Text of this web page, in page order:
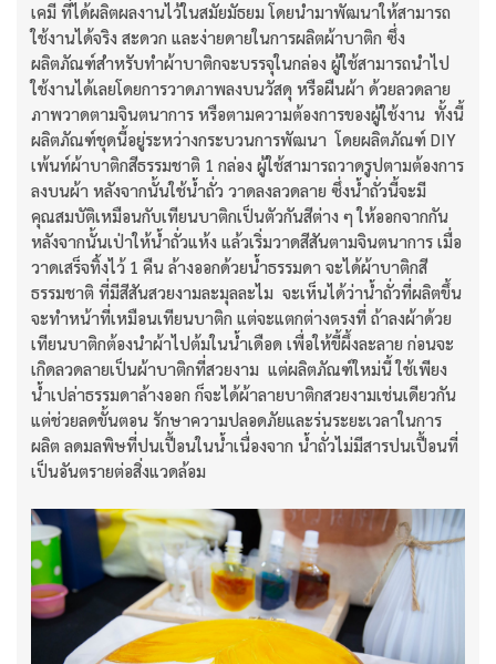
เคมี ที่ได้ผลิตผลงานไว้ในสมัยมัธยม โดยนำมาพัฒนาให้สามารถ
ใช้งานได้จริง สะดวก และง่ายดายในการผลิตผ้าบาติก ซึ่ง
ผลิตภัณฑ์สำหรับทำผ้าบาติกจะบรรจุในกล่อง ผู้ใช้สามารถนำไป
ใช้งานได้เลยโดยการวาดภาพลงบนวัสดุ หรือผืนผ้า ด้วยลวดลาย
ภาพวาดตามจินตนาการ หรือตามความต้องการของผู้ใช้งาน ทั้งนี้
ผลิตภัณฑ์ชุดนี้อยู่ระหว่างกระบวนการพัฒนา โดยผลิตภัณฑ์ DIY
เพ้นท์ผ้าบาติกสีธรรมชาติ 1 กล่อง ผู้ใช้สามารถวาดรูปตามต้องการ
ลงบนผ้า หลังจากนั้นใช้น้ำถั่ว วาดลงลวดลาย ซึ่งน้ำถั่วนี้จะมี
คุณสมบัติเหมือนกับเทียนบาติกเป็นตัวกันสีต่าง ๆ ให้ออกจากกัน
หลังจากนั้นเป่าให้น้ำถั่วแห้ง แล้วเริ่มวาดสีสันตามจินตนาการ เมื่อ
วาดเสร็จทิ้งไว้ 1 คืน ล้างออกด้วยน้ำธรรมดา จะได้ผ้าบาติกสี
ธรรมชาติ ที่มีสีสันสวยงามละมุลละไม จะเห็นได้ว่าน้ำถั่วที่ผลิตขึ้น
จะทำหน้าที่เหมือนเทียนบาติก แต่จะแตกต่างตรงที่ ถ้าลงผ้าด้วย
เทียนบาติกต้องนำผ้าไปต้มในน้ำเดือด เพื่อให้ขี้ผึ้งละลาย ก่อนจะ
เกิดลวดลายเป็นผ้าบาติกที่สวยงาม แต่ผลิตภัณฑ์ใหม่นี้ ใช้เพียง
น้ำเปล่าธรรมดาล้างออก ก็จะได้ผ้าลายบาติกสวยงามเช่นเดียวกัน
แต่ช่วยลดขั้นตอน รักษาความปลอดภัยและร่นระยะเวลาในการ
ผลิต ลดมลพิษที่ปนเปื้อนในน้ำเนื่องจาก น้ำถั่วไม่มีสารปนเปื้อนที่
เป็นอันตรายต่อสิ่งแวดล้อม